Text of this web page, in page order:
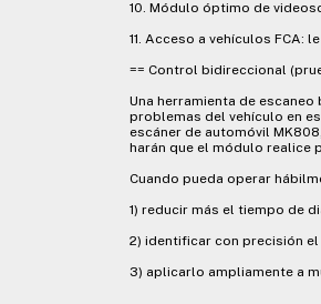
10. Módulo óptimo de
11. Acceso a vehículos FCA:
== Control bidireccional
Una herramienta de
problemas del vehículo en
escáner de automóvil
harán que el módulo realice
Cuando pueda operar
1) reducir más el tiempo de
2) identificar con precisión
3) aplicarlo ampliamente a